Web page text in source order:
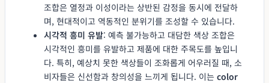
조합은 열정과 이성이라는 상반된 감정을 동시에 전달하
며, 현대적이고 역동적인 분위기를 조성할 수 있습니다.
시각적 흥미 유발: 예측 불가능하고 대담한 색상 조합은
시각적인 흥미를 유발하고 제품에 대한 주목도를 높입니
다. 특히, 예상치 못한 색상들이 조화롭게 어우러질 때, 소
비자들은 신선함과 창의성을 느끼게 됩니다. 이는 color